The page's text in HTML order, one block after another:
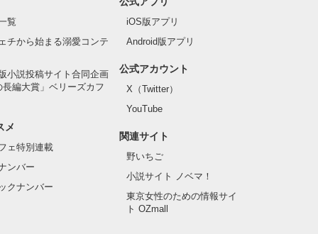
覧
チから始まる溺愛コンテ
小説投稿サイト合同企画
長編大賞」ベリーズカフ
メ
ェ特別連載
ンバー
クナンバー
iOS版アプリ
Android版アプリ
公式アカウント
X（Twitter）
YouTube
関連サイト
野いちご
小説サイト ノベマ！
東京女性のための情報サイ
ト OZmall